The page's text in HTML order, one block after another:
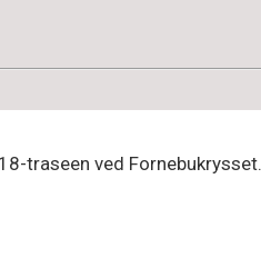
traseen ved Fornebukrysset.